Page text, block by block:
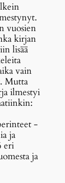
vuosien
kirjan
lisää
vain
Mutta
ilmestyi
-
ja
eri
ja